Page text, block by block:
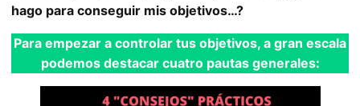
hago para conseguir mis objetivos…?
Para empezar a controlar tus objetivos, a gran escala
podemos destacar cuatro pautas generales: